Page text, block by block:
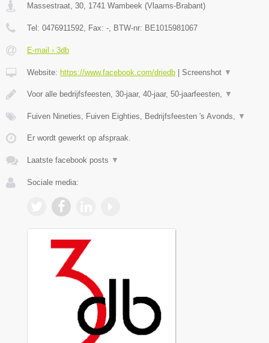
Massestraat, 30 1741 Wambeek (Vlaams-Brabant)
Tel: 0476911592 , Fax: - , BTW-nr: BE1015981067
E-mail › 3db
Website: https://www.facebook.com/driedb Screenshot ▼
Voor alle bedrijfsfeesten, 30-jaar, 40-jaar, 50-jaarfeesten, ▼
Fuiven Nineties, Fuiven Eighties, Bedrijfsfeesten 's Avonds, ▼
Er wordt gewerkt op afspraak.
Laatste facebook posts ▼
Sociale media: